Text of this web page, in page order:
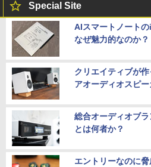
Special Site
AIスマートノート
なぜ魅力的なのか？
クリエイティブが
アオーディオスピー
総合オーディオブ
とは何者か？
エントリーなのに